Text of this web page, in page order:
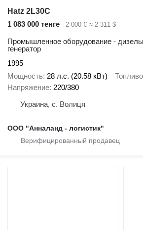
Hatz 2L30C
1 083 000 тенге
2 000 € ≈ 2 311 $
Промышленное оборудование -
генератор
1995
Мощность 28 л.с. (20.58 кВт) Топливо
Напряжение 220/380
Украина, с. Волиця
ООО "Анналанд - логистик"